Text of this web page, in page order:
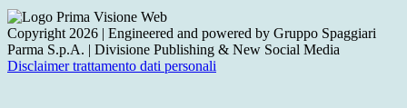
Copyright 2026 | Engineered and powered by Gruppo Spaggiari
Parma S.p.A. | Divisione Publishing & New Social Media
Disclaimer trattamento dati personali